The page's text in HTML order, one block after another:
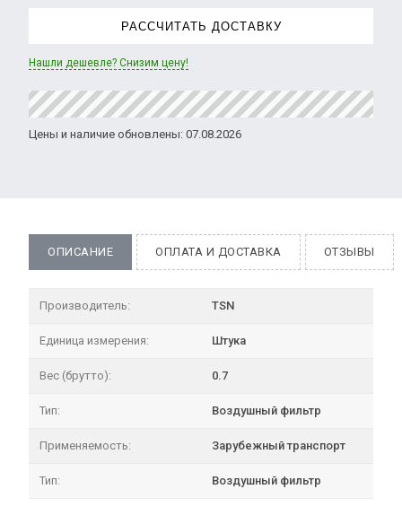
РАССЧИТАТЬ ДОСТАВКУ
Нашли дешевле? Снизим цену!
Цены и наличие обновлены: 07.08.2026
ОПИСАНИЕ ОПЛАТА И ДОСТАВКА ОТЗЫВЫ
Производитель: TSN
Единица измерения: Штука
Вес (брутто): 0.7
Тип: Воздушный фильтр
Применяемость: Зарубежный транспорт
Тип: Воздушный фильтр